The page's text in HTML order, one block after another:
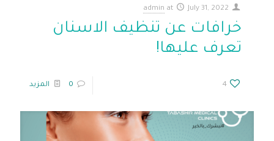
admin at July 31, 2022
خرافات عن تنظيف الاسنان
تعرف عليها!
4
0 المزيد